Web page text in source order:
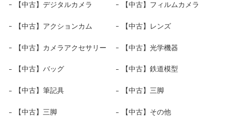
【中古】デジタルカメラ 【中古】フィルムカメラ
【中古】アクションカム 【中古】レンズ
【中古】カメラアクセサリー 【中古】光学機器
【中古】バッグ 【中古】鉄道模型
【中古】筆記具 【中古】三脚
【中古】三脚 【中古】その他